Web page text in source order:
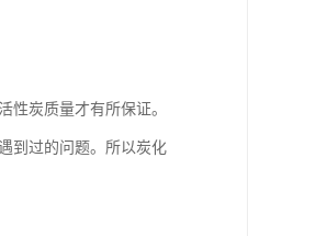
性炭质量才有所保证。
到过的问题。所以炭化